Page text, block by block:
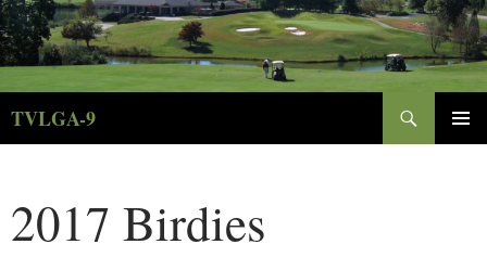
Skip
to
content
TVLGA-9
2017 Birdies